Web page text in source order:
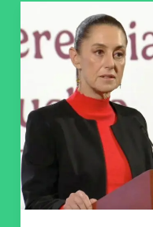
Sheinbaum
privilegia
diálogo
SpaceX,
mantiene
posibilidad
de